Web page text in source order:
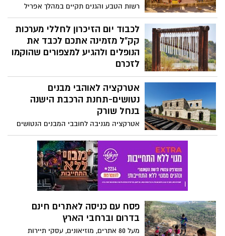
רשות הטבע והגנים תקיים במהלך אפריל
סדרת סיורים מודרכים המותאמים לכל
המשפחה ובדגש למשתתפים עם מוגבלות.
מדובר בסיורים המותאמים למתקשים
ולמוגבלים בהליכה, ללקויי שמיעה ולמוגבלים
קוגניטיבית. בשלב זה יתקיימו הסיורים באזור
המרכז.
לכבוד יום הזיכרון לחללי מערכות
קק"ל מזמינה אתכם לכבד את
הנופלים ולהגיע למצפורים שהוקמו
לזכרם
לכבוד יום הזיכרון לחללי מערכות ישראל קרן
קימת לישראל מזמינה אתכם לכבד את
הנופלים ולהגיע למצפורים שהוקמו לזכרם
אטרקציה לאוהבי מבנים
נטושים-תחנת הרכבת הישנה
בנחל שורק
אטרקציה מגניבה לחובבי המבנים הנטושים
הרכבות ובעיקר הצילומים, כשתגיעו לתחנת
הרכבת הישנה בנחל שורק תמצאו בניין
התחנה שהוקם ב-1915 על ידי השלטונות
העות'מאנים ומספר קרונות שהונחו על
הפסים החדשים .
פסח עם כניסה לאתרים חינם
בדרום וברחבי הארץ
מעל 80 אתרים, מוזיאונים, עסקי תיירות